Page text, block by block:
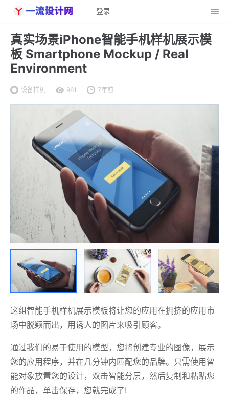
登录
真实场景iPhone智能手机样机展示模
板 Smartphone Mockup / Real
Environment
设备样机 961 7年前
这组智能手机样机展示模板将让您的应用在拥挤的应用市
场中脱颖而出，用诱人的图片来吸引顾客。
通过我们的易于使用的模型，您将创建专业的图像，展示
您的应用程序，并在几分钟内匹配您的品牌。只需使用智
能对象放置您的设计，双击智能分层，然后复制和粘贴您
的作品，单击保存，您就完成了!